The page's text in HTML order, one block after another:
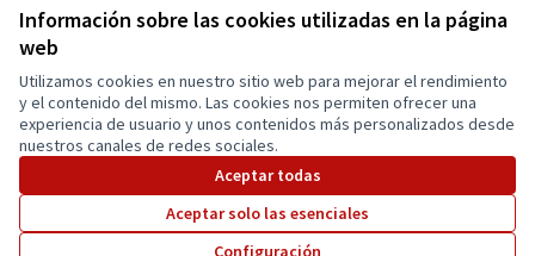
Información sobre las cookies utilizadas en la página
web
Utilizamos cookies en nuestro sitio web para mejorar el rendimiento
y el contenido del mismo. Las cookies nos permiten ofrecer una
experiencia de usuario y unos contenidos más personalizados desde
nuestros canales de redes sociales.
Aceptar todas
Aceptar solo las esenciales
Configuración
Referencia: GADCUENCA-PART-2025-03-22
Términos y condiciones de uso
Configuración de cookies
Cuenca Participa en X
(Enlace externo)
Cuenca Participa en Facebook
Cuenca Participa en Instagram
Con licencia
(Enlace